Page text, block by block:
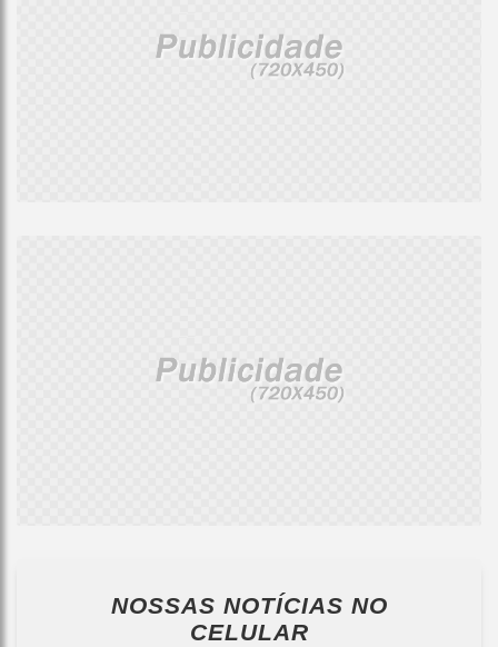
NOSSAS NOTÍCIAS NO
CELULAR